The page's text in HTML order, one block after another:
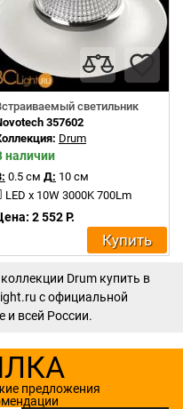
светильник
357602
Drum
наличии
0.5 см Д: 10 см
LED x 10W 3000K 700Lm
2 552 Р.
Купить
Drum купить в
с официальной
и всей России.
предложения